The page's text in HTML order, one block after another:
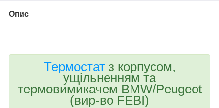
Опис
Термостатз корпусом,
ущільненням та
термовимикачем BMW/Peugeot
(вир-во FEBI)